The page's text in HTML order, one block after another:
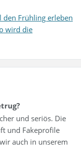
den Frühling erleben
wird die
und seriös. Die
und Fakeprofile
auch in unserem